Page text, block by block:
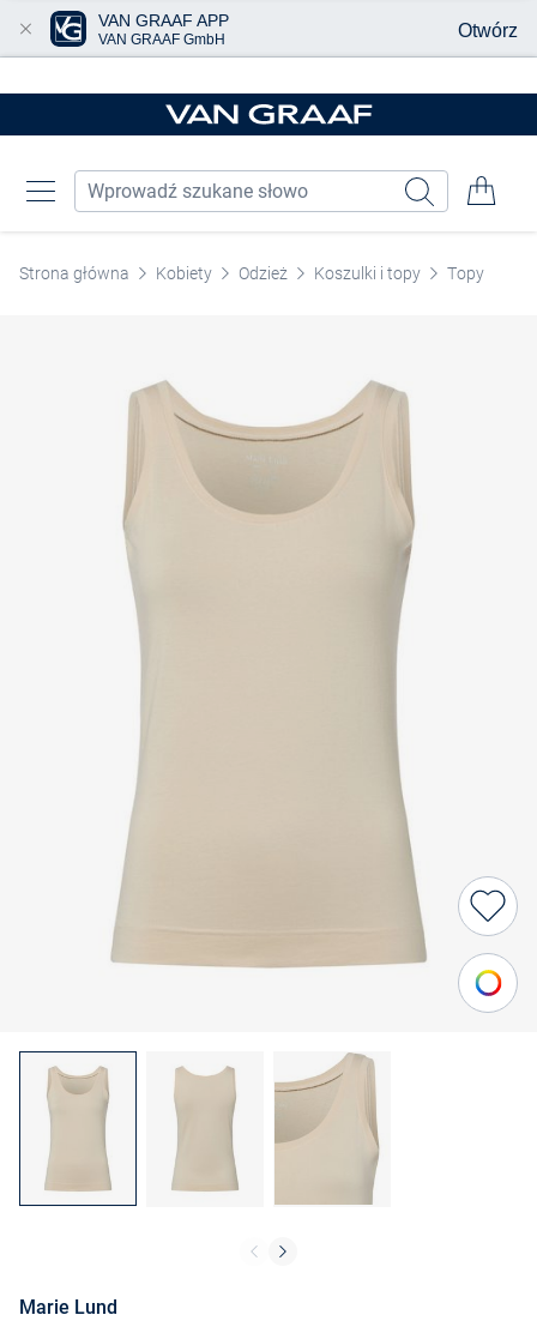
Strona główna Kobiety Odzież Koszulki i topy Topy
Marie Lund
VAN GRAAF APP
VAN GRAAF GmbH Otwórz